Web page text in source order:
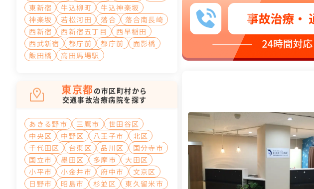
東新宿
牛込柳町
牛込神楽坂
神楽坂
若松河田 落合
落合南長崎
西新宿
西新宿五丁目
西早稲田
西武新宿
都庁前 都庁前
面影橋
飯田橋
高田馬場駅
東京都の市区町村から
交通事故治療病院を探す
あきる野市 三鷹市
世田谷区
中央区
中野区 八王子市
北区
千代田区
台東区 品川区
国分寺市
国立市
墨田区 多摩市
大田区
小平市
小金井市 府中市
文京区
日野市
昭島市 杉並区
東久留米市